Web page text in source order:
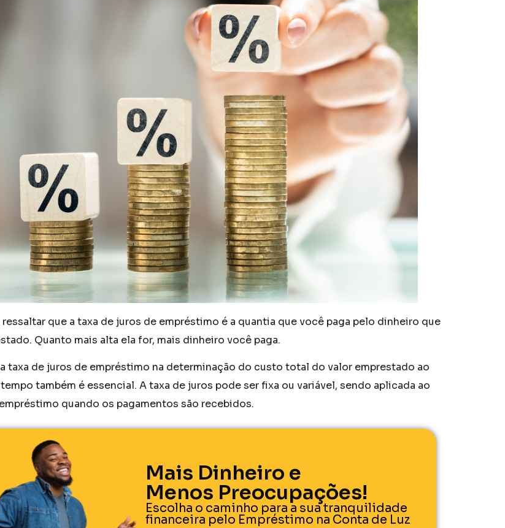
ressaltar que a taxa de juros de empréstimo é a quantia que você paga pelo dinheiro que
Quanto mais alta ela for, mais dinheiro você paga.
taxa de juros de empréstimo na determinação do custo total do valor emprestado ao
também é essencial. A taxa de juros pode ser fixa ou variável, sendo aplicada ao
quando os pagamentos são recebidos.
Mais Dinheiro e
Menos Preocupações!
Escolha o caminho para a sua tranquilidade
financeira pelo Empréstimo na Conta de Luz